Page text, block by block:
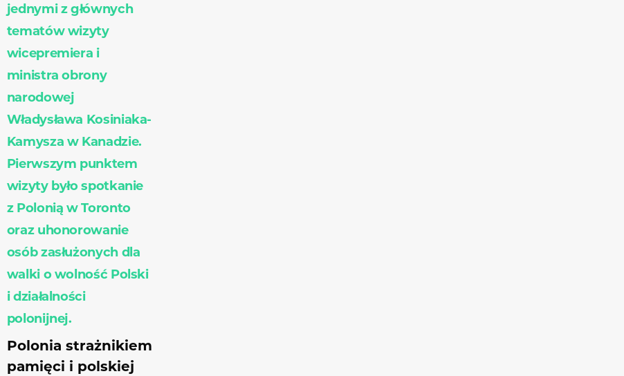
jednymi z głównych
tematów wizyty
wicepremiera i
ministra obrony
narodowej
Władysława Kosiniaka-
Kamysza w Kanadzie.
Pierwszym punktem
wizyty było spotkanie
z Polonią w Toronto
oraz uhonorowanie
osób zasłużonych dla
walki o wolność Polski
i działalności
polonijnej.
Polonia strażnikiem
pamięci i polskiej